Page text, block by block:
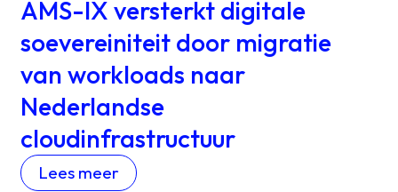
AMS-IX versterkt digitale
soevereiniteit door migratie
van workloads naar
Nederlandse
cloudinfrastructuur
Lees meer